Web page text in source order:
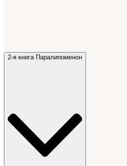
2-я книга Паралипоменон